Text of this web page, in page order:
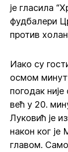
је гласила
фудбалери
против
Иако су
осмом
погодак
већ у 20.
Луковић је
након ког
главом. Само